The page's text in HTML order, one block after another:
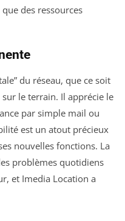
des ressources
du réseau, que ce soit
le terrain. Il apprécie le
par simple mail ou
est un atout précieux
nouvelles fonctions. La
problèmes quotidiens
et Imedia Location a